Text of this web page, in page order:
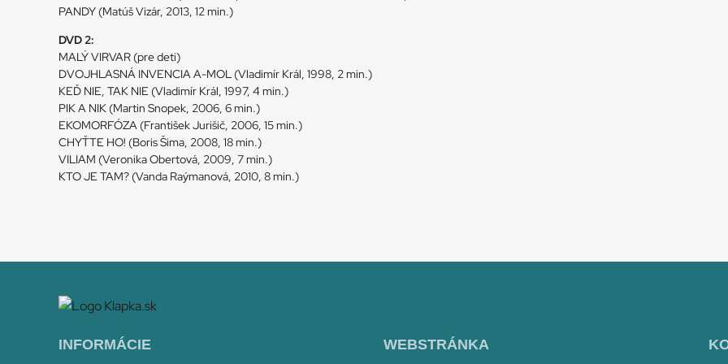
PANDY (Matúš Vizár, 2013, 12 min.)
DVD 2:
MALÝ VIRVAR (pre deti)
DVOJHLASNÁ INVENCIA A-MOL (Vladimír Král, 1998, 2 min.)
KEĎ NIE, TAK NIE (Vladimír Král, 1997, 4 min.)
PIK A NIK (Martin Snopek, 2006, 6 min.)
EKOMORFÓZA (František Jurišič, 2006, 15 min.)
CHYŤTE HO! (Boris Šima, 2008, 18 min.)
VILIAM (Veronika Obertová, 2009, 7 min.)
KTO JE TAM? (Vanda Raýmanová, 2010, 8 min.)
INFORMÁCIE WEBSTRÁNKA